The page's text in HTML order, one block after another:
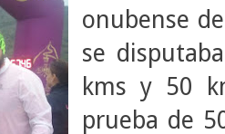
onubense
se
kms y 50
prueba de